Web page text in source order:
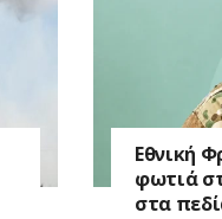
Εθνική
φωτιά
στα